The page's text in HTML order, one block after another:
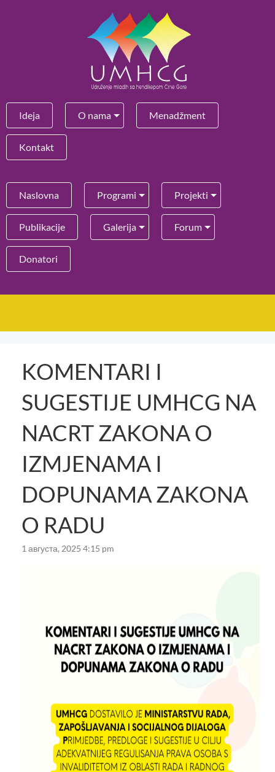
Ideja O nama Menadžment
Kontakt
Naslovna Programi Projekti
Publikacije Galerija Forum
Donatori
KOMENTARI I
SUGESTIJE UMHCG NA
NACRT ZAKONA O
IZMJENAMA I
DOPUNAMA ZAKONA
O RADU
1 августа, 2025 4:15 pm